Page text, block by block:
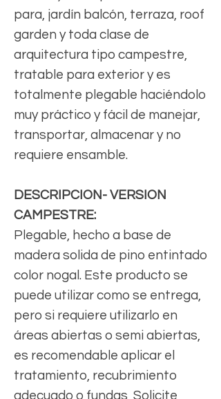
para, jardín balcón, terraza, roof
garden y toda clase de
arquitectura tipo campestre,
tratable para exterior y es
totalmente plegable haciéndolo
muy práctico y fácil de manejar,
transportar, almacenar y no
requiere ensamble.
DESCRIPCION- VERSION
CAMPESTRE:
Plegable, hecho a base de
madera solida de pino entintado
color nogal. Este producto se
puede utilizar como se entrega,
pero si requiere utilizarlo en
áreas abiertas o semi abiertas,
es recomendable aplicar el
tratamiento, recubrimiento
adecuado o fundas, Solicite